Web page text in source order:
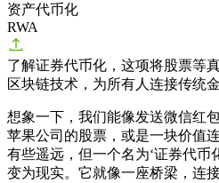
资产代币化
RWA
了解证券代币化，这项将股票等
区块链技术，为所有人连接传统金
想象一下，我们能像发送微信红
苹果公司的股票，或是一块价值
有些遥远，但一个名为‘证券代币
变为现实。它就像一座桥梁，连